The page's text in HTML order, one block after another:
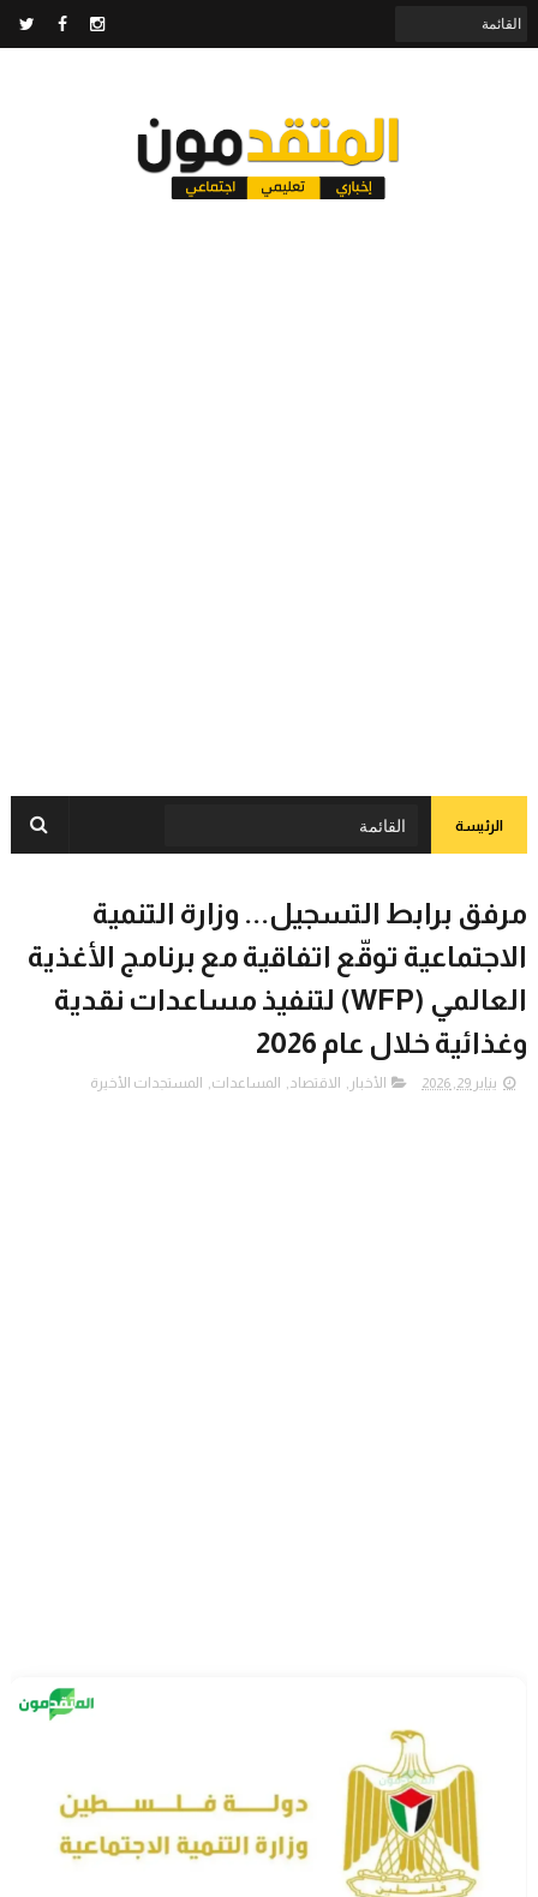
الرئيسة
مرفق برابط التسجيل... وزارة التنمية
الاجتماعية توقّع اتفاقية مع برنامج الأغذية
العالمي (WFP) لتنفيذ مساعدات نقدية
وغذائية خلال عام 2026
يناير 29, 2026 الأخبار , الاقتصاد, المساعدات, المستجدات الأخيرة